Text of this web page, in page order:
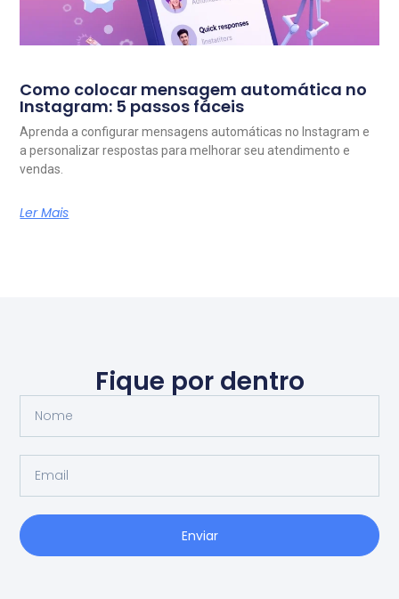
Como colocar mensagem automática no
Instagram: 5 passos fáceis
Aprenda a configurar mensagens automáticas no Instagram e
a personalizar respostas para melhorar seu atendimento e
vendas.
Ler Mais
Fique por dentro
Enviar